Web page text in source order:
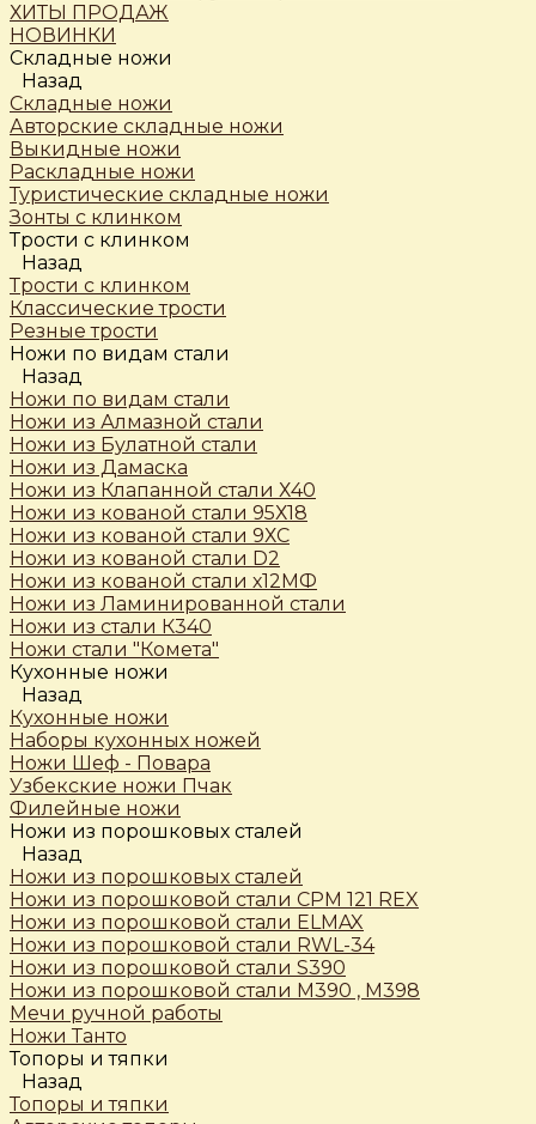
ХИТЫ ПРОДАЖ
НОВИНКИ
Складные ножи
Назад
Складные ножи
Авторские складные ножи
Выкидные ножи
Раскладные ножи
Туристические складные ножи
Зонты с клинком
Трости c клинком
Назад
Трости c клинком
Классические трости
Резные трости
Ножи по видам стали
Назад
Ножи по видам стали
Ножи из Алмазной стали
Ножи из Булатной стали
Ножи из Дамаска
Ножи из Клапанной стали Х40
Ножи из кованой стали 95Х18
Ножи из кованой стали 9ХС
Ножи из кованой стали D2
Ножи из кованой стали х12МФ
Ножи из Ламинированной стали
Ножи из стали К340
Ножи стали "Комета"
Кухонные ножи
Назад
Кухонные ножи
Наборы кухонных ножей
Ножи Шеф - Повара
Узбекские ножи Пчак
Филейные ножи
Ножи из порошковых сталей
Назад
Ножи из порошковых сталей
Ножи из порошковой стали CPM 121 REX
Ножи из порошковой стали ELMAX
Ножи из порошковой стали RWL-34
Ножи из порошковой стали S390
Ножи из порошковой стали М390 , М398
Мечи ручной работы
Ножи Танто
Топоры и тяпки
Назад
Топоры и тяпки